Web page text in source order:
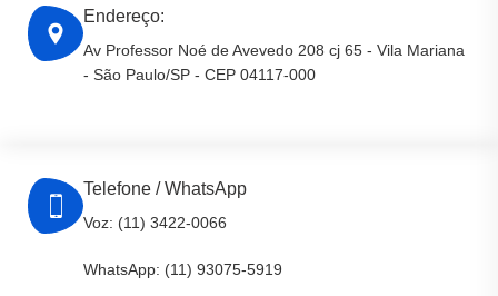
Endereço:
Av Professor Noé de Avevedo 208 cj 65 - Vila Mariana
- São Paulo/SP - CEP 04117-000
Telefone / WhatsApp
Voz: (11) 3422-0066
WhatsApp: (11) 93075-5919